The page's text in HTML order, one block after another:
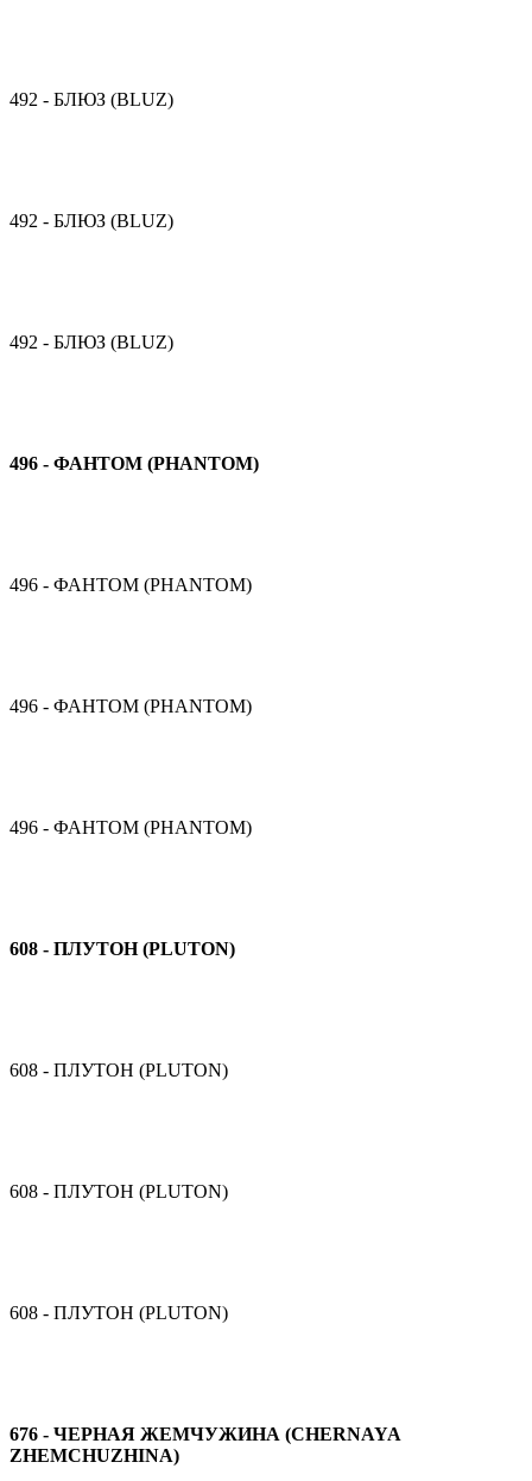
492 - БЛЮЗ (BLUZ)
492 - БЛЮЗ (BLUZ)
492 - БЛЮЗ (BLUZ)
496 - ФАНТОМ (PHANTOM)
496 - ФАНТОМ (PHANTOM)
496 - ФАНТОМ (PHANTOM)
496 - ФАНТОМ (PHANTOM)
608 - ПЛУТОН (PLUTON)
608 - ПЛУТОН (PLUTON)
608 - ПЛУТОН (PLUTON)
608 - ПЛУТОН (PLUTON)
676 - ЧЕРНАЯ ЖЕМЧУЖИНА (CHERNAYA
ZHEMCHUZHINA)